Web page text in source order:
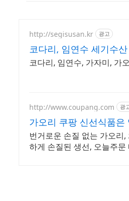
http://segisusan.kr 광고
코다리, 임연수 세기수산
코다리, 임연수, 가자미, 가
http://www.coupang.com 광
가오리 쿠팡 신선식품은
번거로운 손질 없는 가오리
하게 손질된 생선, 오늘주